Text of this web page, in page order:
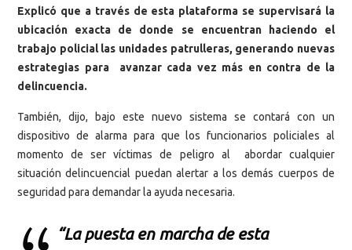
Explicó que a través de esta plataforma se supervisará la
ubicación exacta de donde se encuentran haciendo el
trabajo policial las unidades patrulleras, generando nuevas
estrategias para avanzar cada vez más en contra de la
delincuencia.
También, dijo, bajo este nuevo sistema se contará con un
dispositivo de alarma para que los funcionarios policiales al
momento de ser víctimas de peligro al abordar cualquier
situación delincuencial puedan alertar a los demás cuerpos de
seguridad para demandar la ayuda necesaria.
“La puesta en marcha de esta